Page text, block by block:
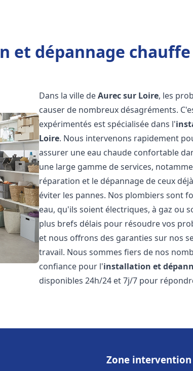
et dépannage
Dans la ville deAurec sur Loire, les
causer de nombreux désagréments.
expérimentés est spécialisée dans l'
Loire. Nous intervenons rapidement
assurer une eau chaude confortable
une large gamme de services,
réparation et le dépannage de ceux
éviter les pannes. Nos plombiers sont
eau, qu'ils soient électriques, à gaz ou
plus brefs délais pour résoudre vos
et nous offrons des garanties sur nos
travail. Nous sommes fiers de nos
confiance pour l'installation et
disponibles 24h/24 et 7j/7 pour
Zone intervention